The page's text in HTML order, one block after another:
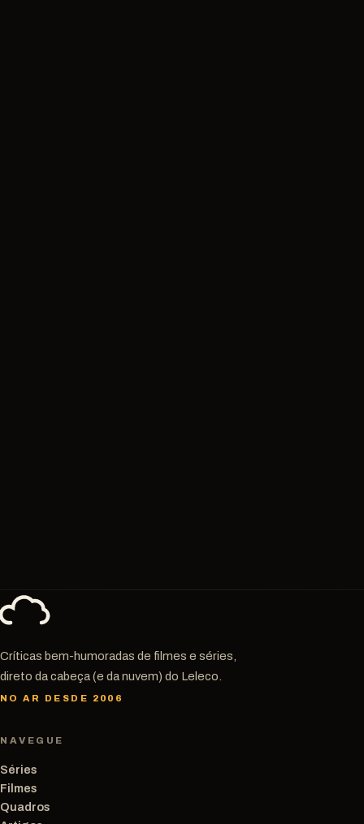
Críticas bem-humoradas de filmes e séries,
direto da cabeça (e da nuvem) do Leleco.
NO AR DESDE 2006
NAVEGUE
Séries
Filmes
Quadros